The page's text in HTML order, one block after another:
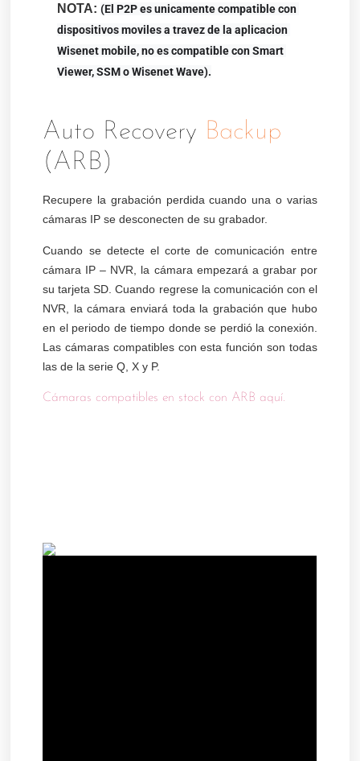
NOTA:(El P2P es unicamente compatible con
dispositivos moviles a travez de la aplicacion
Wisenet mobile, no es compatible con Smart
Viewer, SSM o Wisenet Wave).
Auto Recovery Backup
(ARB)
Recupere la grabación perdida cuando una o varias
cámaras IP se desconecten de su grabador.
Cuando se detecte el corte de comunicación entre
cámara IP – NVR, la cámara empezará a grabar por
su tarjeta SD. Cuando regrese la comunicación con el
NVR, la cámara enviará toda la grabación que hubo
en el periodo de tiempo donde se perdió la conexión.
Las cámaras compatibles con esta función son todas
las de la serie Q, X y P.
Cámaras compatibles en stock con ARB aquí.